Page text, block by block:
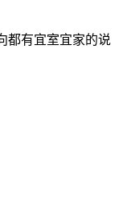
都有宜室宜家的说